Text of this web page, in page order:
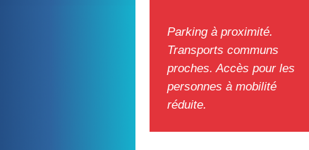
Parking à proximité.
Transports communs
proches. Accès pour les
personnes à mobilité
réduite.